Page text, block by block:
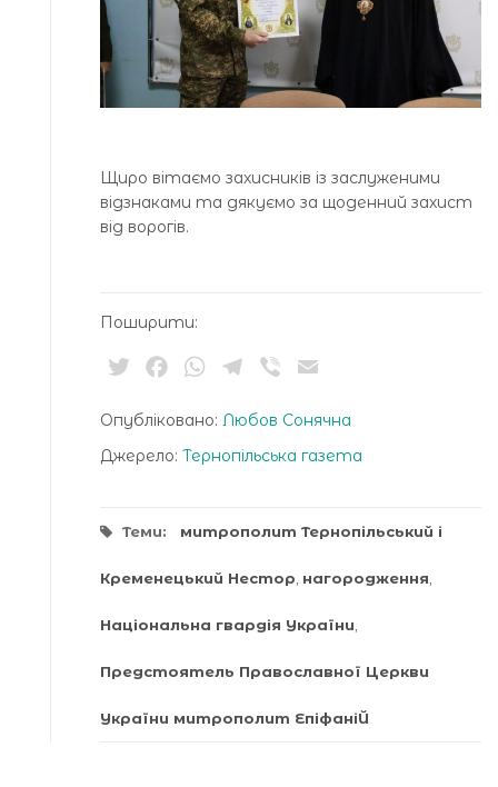
Щиро вітаємо захисників із заслуженими
відзнаками та дякуємо за щоденний захист
від ворогів.
Поширити:
TwitterFacebookWhatsApp
Telegram
Viber
Опубліковано: Любов Сонячна
Джерело: Тернопільська газета
Теми: митрополит Тернопільський і
Кременецький Нестор, нагородження,
Національна гвардія України,
Предстоятель Православної Церкви
України митрополит ЕпіфаніЙ